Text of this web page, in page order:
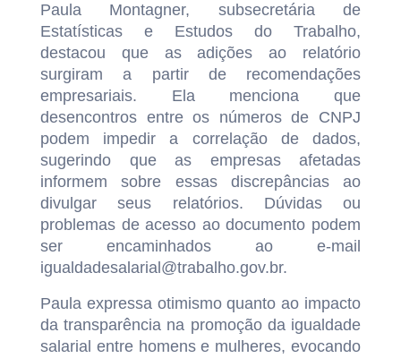
Paula Montagner, subsecretária de
Estatísticas e Estudos do Trabalho,
destacou que as adições ao relatório
surgiram a partir de recomendações
empresariais. Ela menciona que
desencontros entre os números de CNPJ
podem impedir a correlação de dados,
sugerindo que as empresas afetadas
informem sobre essas discrepâncias ao
divulgar seus relatórios. Dúvidas ou
problemas de acesso ao documento podem
ser encaminhados ao e-mail
igualdadesalarial@trabalho.gov.br.
Paula expressa otimismo quanto ao impacto
da transparência na promoção da igualdade
salarial entre homens e mulheres, evocando